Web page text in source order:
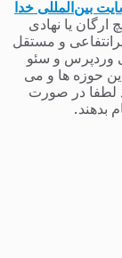
بین‌المللی خدا
ارگان یا نهادی
و مستقل
وردپرس و سئو
حوزه ها و می
لطفا در صورت